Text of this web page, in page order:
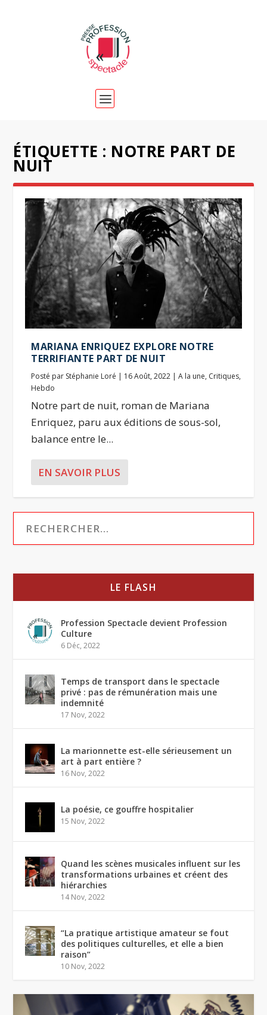
ÉTIQUETTE : NOTRE PART DE
NUIT
MARIANA ENRIQUEZ EXPLORE NOTRE
TERRIFIANTE PART DE NUIT
Posté par Stéphanie Loré | 16 Août, 2022 |A la une, Critiques,
Hebdo
Notre part de nuit, roman de Mariana
Enriquez, paru aux éditions de sous-sol,
balance entre le...
EN SAVOIR PLUS
LE FLASH
Profession Spectacle devient Profession
Culture
6 Déc, 2022
Temps de transport dans le spectacle
privé : pas de rémunération mais une
indemnité
17 Nov, 2022
La marionnette est-elle sérieusement un
art à part entière ?
16 Nov, 2022
La poésie, ce gouffre hospitalier
15 Nov, 2022
Quand les scènes musicales influent sur les
transformations urbaines et créent des
hiérarchies
14 Nov, 2022
“La pratique artistique amateur se fout
des politiques culturelles, et elle a bien
raison”
10 Nov, 2022